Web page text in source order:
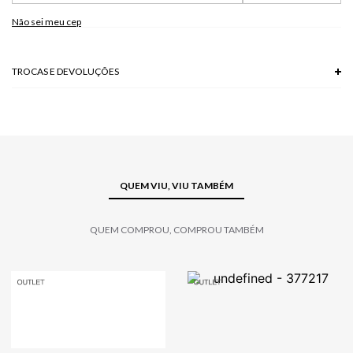
Não sei meu cep
TROCAS E DEVOLUÇÕES
QUEM VIU, VIU TAMBÉM
QUEM COMPROU, COMPROU TAMBÉM